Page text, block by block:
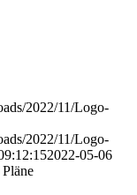
2022/11/Logo-
2022/11/Logo-
2022-05-06